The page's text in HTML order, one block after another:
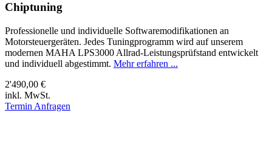
Chiptuning
Professionelle und individuelle Softwaremodifikationen an
Motorsteuergeräten. Jedes Tuningprogramm wird auf unserem
modernen MAHA LPS3000 Allrad-Leistungsprüfstand entwickelt
und individuell abgestimmt. Mehr erfahren ...
2'490,00 €
inkl. MwSt.
Termin Anfragen